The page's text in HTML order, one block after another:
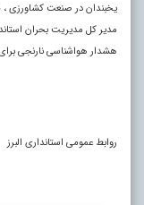
یخبندان در صنعت کشاورزی ،
مدیر کل مدیریت بحران
هشدار هواشناسی نارنجی
روابط عمومی استانداری البرز